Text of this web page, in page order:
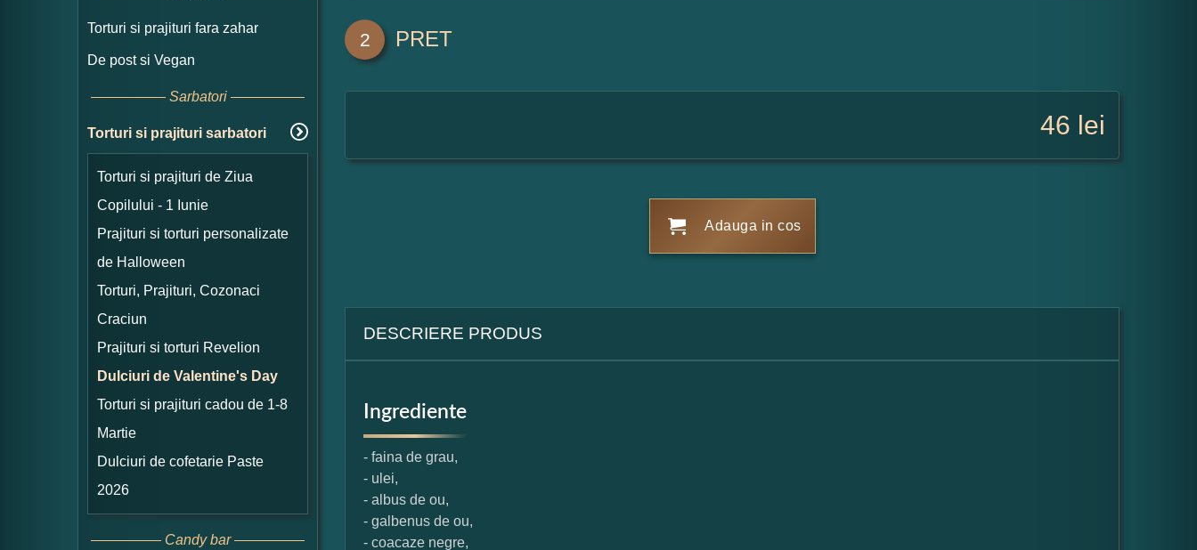
Torturi si prajituri fara zahar
De post si Vegan
Sarbatori
Torturi si prajituri sarbatori
Torturi si prajituri de Ziua
Copilului - 1 Iunie
Prajituri si torturi personalizate
de Halloween
Torturi, Prajituri, Cozonaci
Craciun
Prajituri si torturi Revelion
Dulciuri de Valentine's Day
Torturi si prajituri cadou de 1-8
Martie
Dulciuri de cofetarie Paste
2026
Candy bar
2 PRET
46 lei
Adauga in cos
DESCRIERE PRODUS
Ingrediente
- faina de grau,
- ulei,
- albus de ou,
- galbenus de ou,
- coacaze negre,